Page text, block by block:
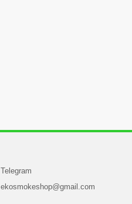
Telegram
ekosmokeshop@gmail.com